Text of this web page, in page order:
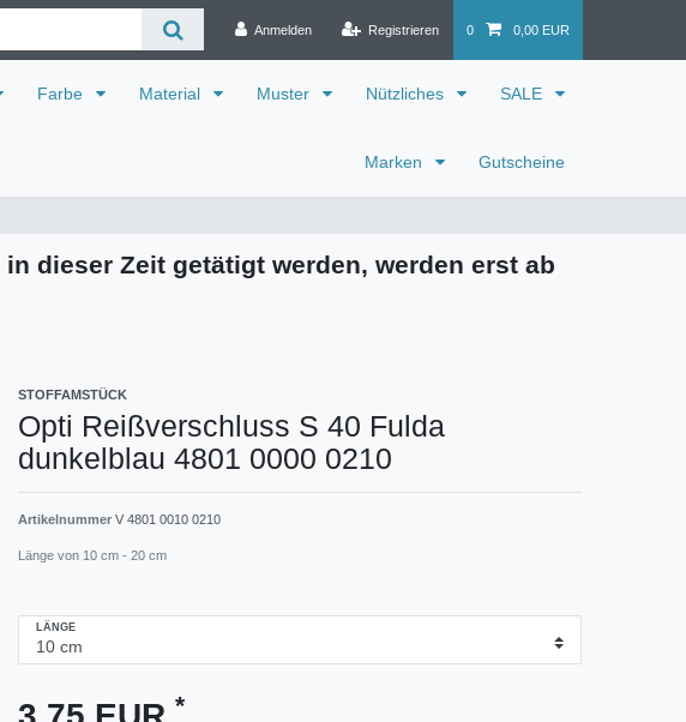
Anmelden Registrieren 0 0,00 EUR
Farbe Material Muster Nützliches SALE
Marken Gutscheine
dieser Zeit getätigt werden, werden erst ab
STOFFAMSTÜCK
Opti Reißverschluss S 40 Fulda
dunkelblau 4801 0000 0210
Artikelnummer V 4801 0010 0210
Länge von 10 cm - 20 cm
LÄNGE
*